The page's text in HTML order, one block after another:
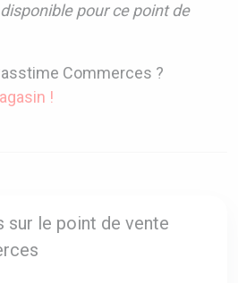
pour ce point de
Commerces ?
!
sur le point de vente